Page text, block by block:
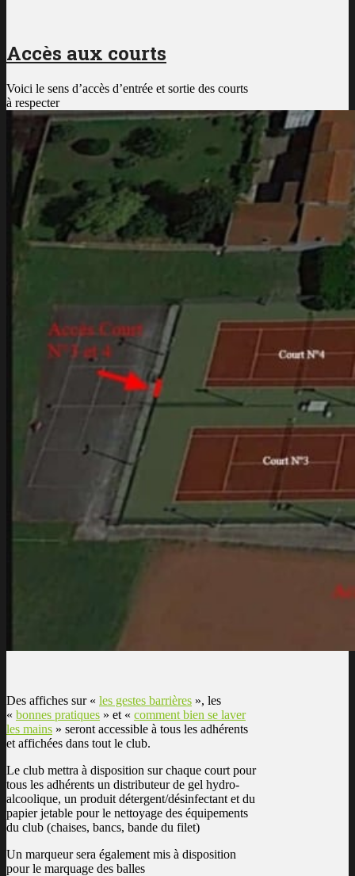
Accès aux courts
Voici le sens d’accès d’entrée et sortie des courts
à respecter
Des affiches sur « les gestes barrières », les
« bonnes pratiques » et « comment bien se laver
les mains » seront accessible à tous les adhérents
et affichées dans tout le club.
Le club mettra à disposition sur chaque court pour
tous les adhérents un distributeur de gel hydro-
alcoolique, un produit détergent/désinfectant et du
papier jetable pour le nettoyage des équipements
du club (chaises, bancs, bande du filet)
Un marqueur sera également mis à disposition
pour le marquage des balles